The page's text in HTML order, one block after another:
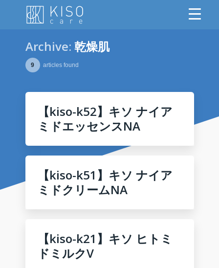
Archive: 乾燥肌
9 articles found
【kiso-k52】キソ ナイア
ミドエッセンスNA
【kiso-k51】キソ ナイア
ミドクリームNA
【kiso-k21】キソ ヒトミ
ドミルクV